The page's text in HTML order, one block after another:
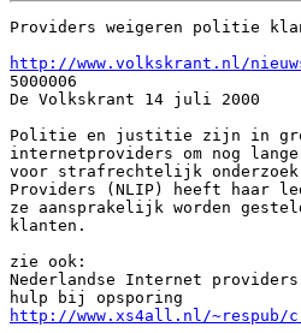
Providers weigeren politie
http://www.volkskrant.nl/
5000006
De Volkskrant 14 juli 2000
Politie en justitie zijn in
internetproviders om nog
voor strafrechtelijk
Providers (NLIP) heeft haar
ze aansprakelijk worden
klanten.
zie ook:
Nederlandse Internet
http://www.xs4all.nl/~respub/